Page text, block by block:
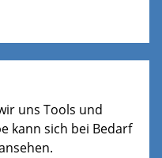
uns Tools und
kann sich bei Bedarf